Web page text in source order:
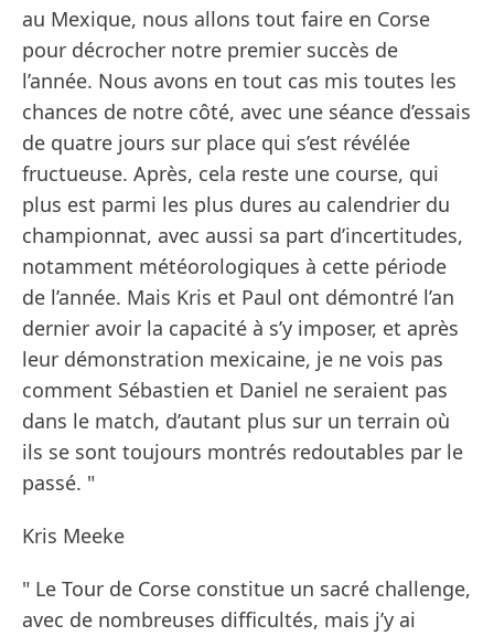
au Mexique, nous allons tout faire en Corse
pour décrocher notre premier succès de
l’année. Nous avons en tout cas mis toutes les
chances de notre côté, avec une séance d’essais
de quatre jours sur place qui s’est révélée
fructueuse. Après, cela reste une course, qui
plus est parmi les plus dures au calendrier du
championnat, avec aussi sa part d’incertitudes,
notamment météorologiques à cette période
de l’année. Mais Kris et Paul ont démontré l’an
dernier avoir la capacité à s’y imposer, et après
leur démonstration mexicaine, je ne vois pas
comment Sébastien et Daniel ne seraient pas
dans le match, d’autant plus sur un terrain où
ils se sont toujours montrés redoutables par le
passé. "
Kris Meeke
" Le Tour de Corse constitue un sacré challenge,
avec de nombreuses difficultés, mais j’y ai